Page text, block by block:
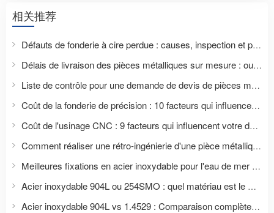
相关推荐
Défauts de fonderie à cire perdue : causes, inspection et prévention
Délais de livraison des pièces métalliques sur mesure : outillage, échantillons, production et livraison
Liste de contrôle pour une demande de devis de pièces métalliques : Éléments que les acheteurs doivent fournir pour obtenir un devis précis
Coût de la fonderie de précision : 10 facteurs qui influencent votre devis
Coût de l'usinage CNC : 9 facteurs qui influencent votre devis de pièce sur mesure
Comment réaliser une rétro-ingénierie d'une pièce métallique à partir d'un échantillon sans plans ?
Meilleures fixations en acier inoxydable pour l'eau de mer : Guide complet de sélection des matériaux pour les applications marines et offshore
Acier inoxydable 904L ou 254SMO : quel matériau est le meilleur pour les fixations et les applications en conditions de corrosion sévère ?
Acier inoxydable 904L vs 1.4529 : Comparaison complète pour les fixations et les applications industrielles